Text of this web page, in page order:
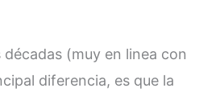
(muy en linea con
diferencia, es que la